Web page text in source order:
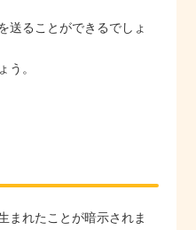
送ることができるでしょ
う。
まれたことが暗示されま